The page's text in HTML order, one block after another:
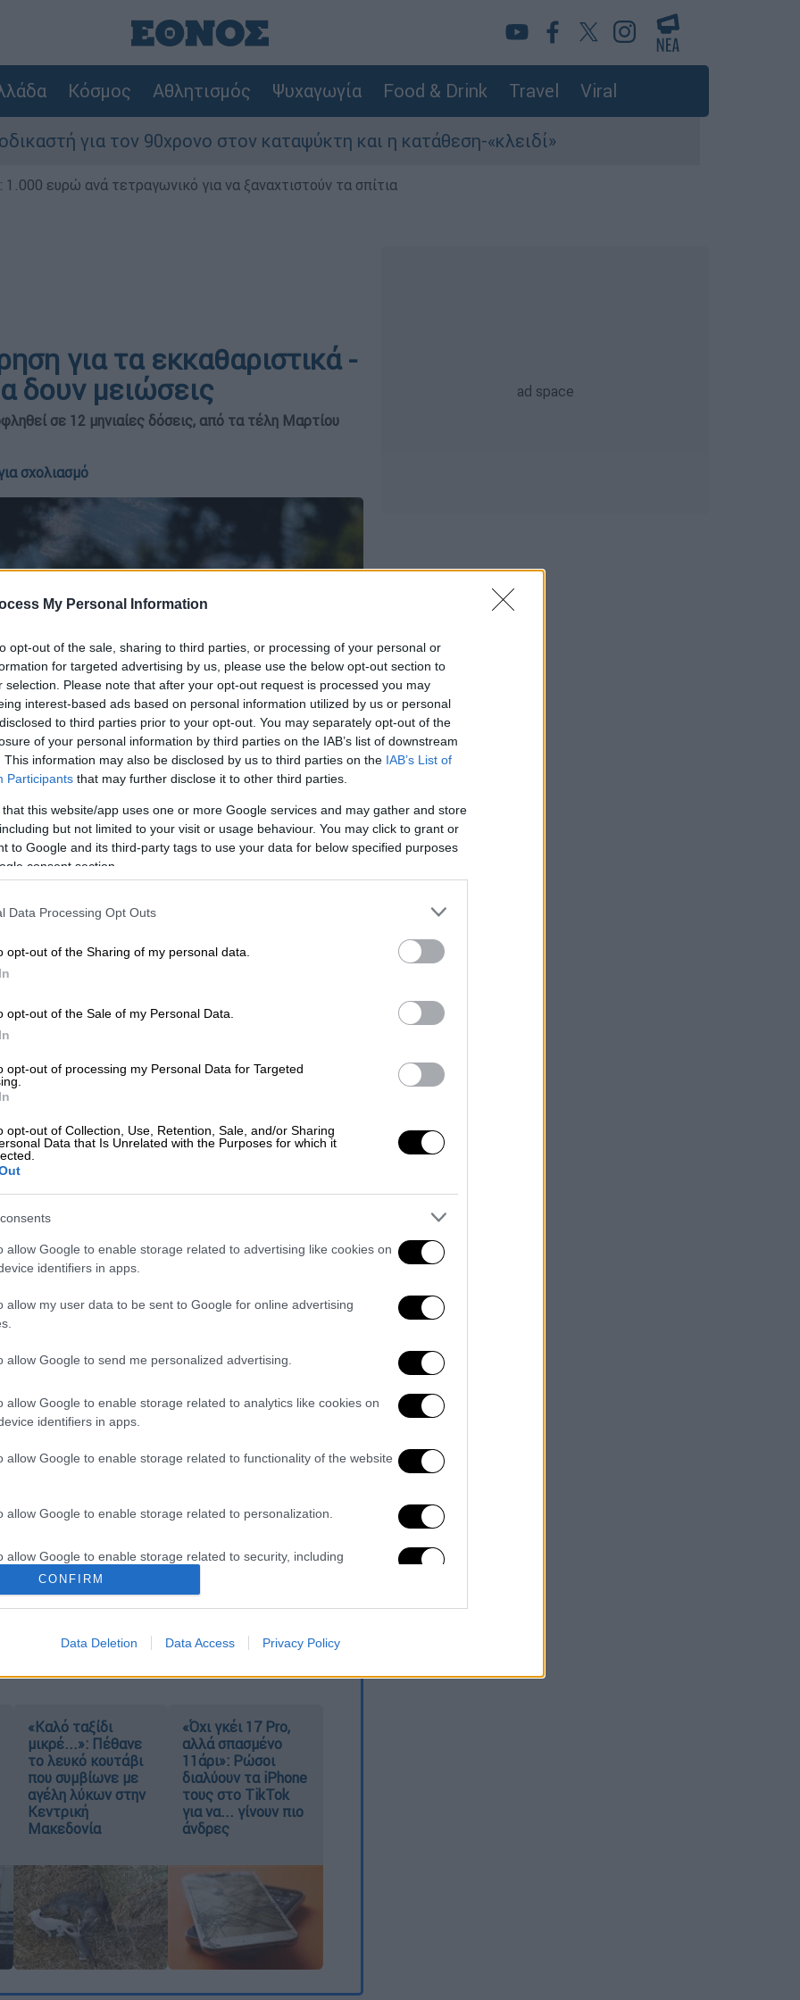
My Personal Information
opt-out of the sale, sharing to third parties, or processing of your personal or
for targeted advertising by us, please use the below opt-out section to
selection. Please note that after your opt-out request is processed you may
interest-based ads based on personal information utilized by us or personal
to third parties prior to your opt-out. You may separately opt-out of the
of your personal information by third parties on the IAB’s list of downstream
This information may also be disclosed by us to third parties on the IAB’s List of
Participants that may further disclose it to other third parties.
that this website/app uses one or more Google services and may gather and store
but not limited to your visit or usage behaviour. You may click to grant or
to Google and its third-party tags to use your data for below specified purposes
consent section.
Data Processing Opt Outs
opt-out of the Sharing of my personal data.
opt-out of the Sale of my Personal Data.
opt-out of processing my Personal Data for Targeted
opt-out of Collection, Use, Retention, Sale, and/or Sharing
Data that Is Unrelated with the Purposes for which it
allow Google to enable storage related to advertising like cookies on
identifiers in apps.
allow my user data to be sent to Google for online advertising
allow Google to send me personalized advertising.
allow Google to enable storage related to analytics like cookies on
identifiers in apps.
allow Google to enable storage related to functionality of the website
allow Google to enable storage related to personalization.
allow Google to enable storage related to security, including
functionality and fraud prevention, and other user protection.
CONFIRM
Data Deletion Data Access Privacy Policy
Κόσμος Αθλητισμός Ψυχαγωγία Food & Drink Travel Viral
για τον 90χρονο στον καταψύκτη και η κατάθεση-«κλειδί»
ευρώ ανά τετραγωνικό για να ξαναχτιστούν τα σπίτια
για τα εκκαθαριστικά -
δουν μειώσεις
σε 12 μηνιαίες δόσεις, από τα τέλη Μαρτίου
σχολιασμό
ώρες αναμένεται να αναρτηθούν
του ΕΝΦΙΑ για το2026
περίπου 7,3 εκατομμυρίων ιδιοκτητών
τους υποχρεώσεις. Ο συνολικός
στα 2,3 δισ. ευρώ και θα εξοφληθεί σε
έως τα τέλη Μαρτίου, ενώ η τελευταία
του 2027. Αν και παρέχεται η
καμία έκπτωση για όσους
ποσό άμεσα. Για όσους επιθυμούν
η δυνατότητα υπαγωγής στην πάγια
που προβλέπει έως και 24 έντοκες δόσεις.
ΕΘΝΟΣ θα παρεμβαίνει και τα προσβλητικά σχόλια θα
καταχώρηση
«Καλό ταξίδι
μικρέ...»: Πέθανε
το λευκό κουτάβι
που συμβίωνε με
αγέλη λύκων στην
Κεντρική
Μακεδονία
«Όχι γκέι 17 Pro,
αλλά σπασμένο
11άρι»: Ρώσοι
διαλύουν τα iPhone
τους στο TikTok
για να... γίνουν πιο
άνδρες